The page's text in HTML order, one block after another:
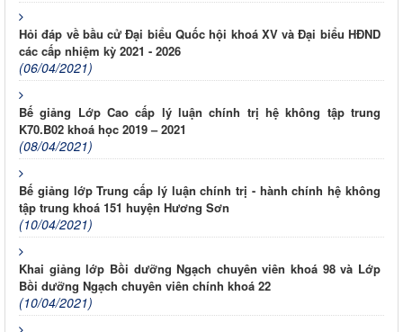
Hỏi đáp về bầu cử Đại biểu Quốc hội khoá XV và Đại biểu HĐND
các cấp nhiệm kỳ 2021 - 2026
(06/04/2021)
Bế giảng Lớp Cao cấp lý luận chính trị hệ không tập trung
K70.B02 khoá học 2019 – 2021
(08/04/2021)
Bế giảng lớp Trung cấp lý luận chính trị - hành chính hệ không
tập trung khoá 151 huyện Hương Sơn
(10/04/2021)
Khai giảng lớp Bồi dưỡng Ngạch chuyên viên khoá 98 và Lớp
Bồi dưỡng Ngạch chuyên viên chính khoá 22
(10/04/2021)